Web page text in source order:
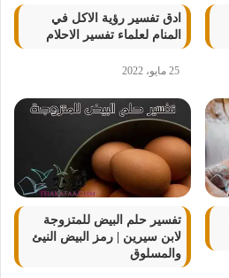
ادق تفسير رؤية الاكل في
المنام لعلماء تفسير الاحلام
25 مايو، 2022
تفسير حلم البيض للمتزوجة
لابن سيرين | رمز البيض النيئ
والمسلوق